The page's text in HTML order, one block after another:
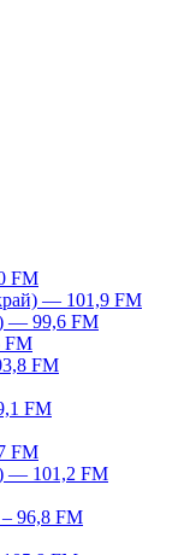
FM
— 101,9 FM
— 99,6 FM
FM
FM
FM
FM
— 101,2 FM
96,8 FM